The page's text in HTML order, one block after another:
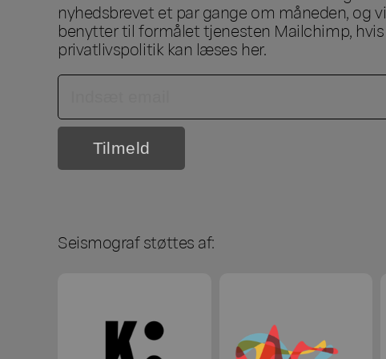
nyhedsbrevet et par gange om måneden, og vi
benytter til formålet tjenesten Mailchimp, hvis
privatlivspolitik kan læses her.
Seismograf støttes af: